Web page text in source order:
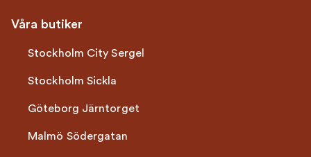
Våra butiker
Stockholm City Sergel
Stockholm Sickla
Göteborg Järntorget
Malmö Södergatan